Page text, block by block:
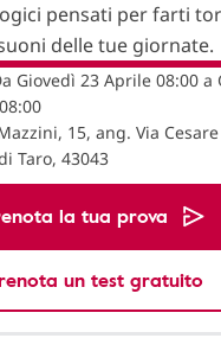
pensati per farti
delle tue giornate.
Giovedì 23 Aprile 08:00 a
15, ang. Via
Taro, 43043
la tua prova
un test gratuito